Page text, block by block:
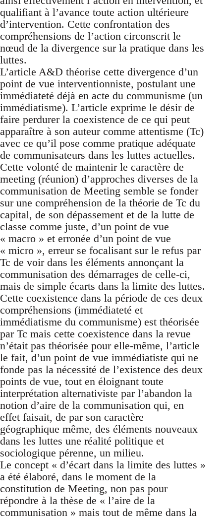
qualifiant à l’avance toute action ultérieure
d’intervention. Cette confrontation des
compréhensions de l’action circonscrit le
nœud de la divergence sur la pratique dans les
luttes.
L’article A&D théorise cette divergence d’un
point de vue interventionniste, postulant une
immédiateté déjà en acte du communisme (un
immédiatisme). L’article exprime le désir de
faire perdurer la coexistence de ce qui peut
apparaître à son auteur comme attentisme (Tc)
avec ce qu’il pose comme pratique adéquate
de communisateurs dans les luttes actuelles.
Cette volonté de maintenir le caractère de
meeting (réunion) d’approches diverses de la
communisation de Meeting semble se fonder
sur une compréhension de la théorie de Tc du
capital, de son dépassement et de la lutte de
classe comme juste, d’un point de vue
« macro » et erronée d’un point de vue
« micro », erreur se focalisant sur le refus par
Tc de voir dans les éléments annonçant la
communisation des démarrages de celle-ci,
mais de simple écarts dans la limite des luttes.
Cette coexistence dans la période de ces deux
compréhensions (immédiateté et
immédiatisme du communisme) est théorisée
par Tc mais cette coexistence dans la revue
n’était pas théorisée pour elle-même, l’article
le fait, d’un point de vue immédiatiste qui ne
fonde pas la nécessité de l’existence des deux
points de vue, tout en éloignant toute
interprétation alternativiste par l’abandon la
notion d’aire de la communisation qui, en
effet faisait, de par son caractère
géographique même, des éléments nouveaux
dans les luttes une réalité politique et
sociologique pérenne, un milieu.
Le concept « d’écart dans la limite des luttes »
a été élaboré, dans le moment de la
constitution de Meeting, non pas pour
répondre à la thèse de « l’aire de la
communisation » mais tout de même dans la